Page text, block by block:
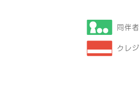
同伴
クレ